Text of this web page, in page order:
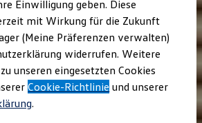
Fahrzeuge
Marktplatz
Sondermodelle
und Gebrauchtwagen
Zertifizierte Gebrauchtwagen
bei Gebrauchtwagen
Einwilligung geben. Diese
mit Wirkung für die Zukunft
(Meine Präferenzen verwalten)
widerrufen. Weitere
unseren eingesetzten Cookies
Cookie-Richtlinie und unserer
.